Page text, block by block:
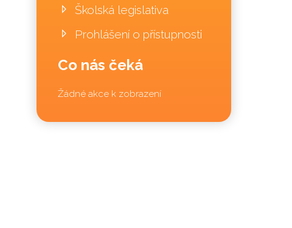
Školská legislativa
Prohlášení o přístupnosti
Co nás čeká
Žádné akce k zobrazení